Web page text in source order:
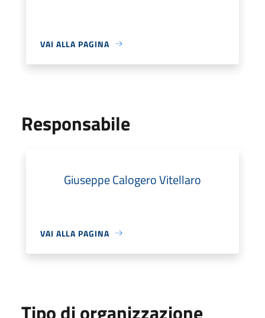
VAI ALLA PAGINA
Responsabile
Giuseppe Calogero Vitellaro
VAI ALLA PAGINA